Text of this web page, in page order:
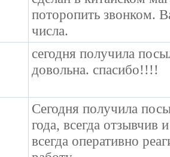
поторопить звонком.
числа.
сегодня получила
довольна. спасибо!!!!
Сегодня получила
года, всегда отзывчив
всегда оперативно